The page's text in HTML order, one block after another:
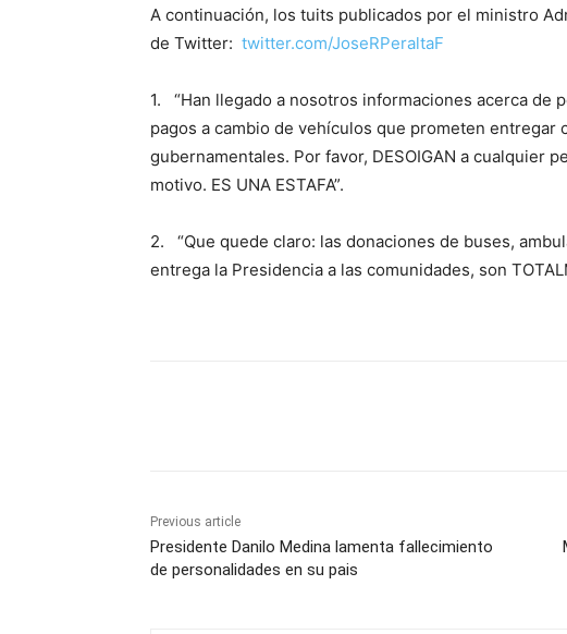
A continuación, los tuits publicados por el ministro
de Twitter: twitter.com/JoseRPeraltaF
1. “Han llegado a nosotros informaciones acerca de
pagos a cambio de vehículos que prometen entregar
gubernamentales. Por favor, DESOIGAN a cualquier
motivo. ES UNA ESTAFA”.
2. “Que quede claro: las donaciones de buses,
entrega la Presidencia a las comunidades, son
Previous article
Presidente Danilo Medina lamenta fallecimiento
de personalidades en su pais